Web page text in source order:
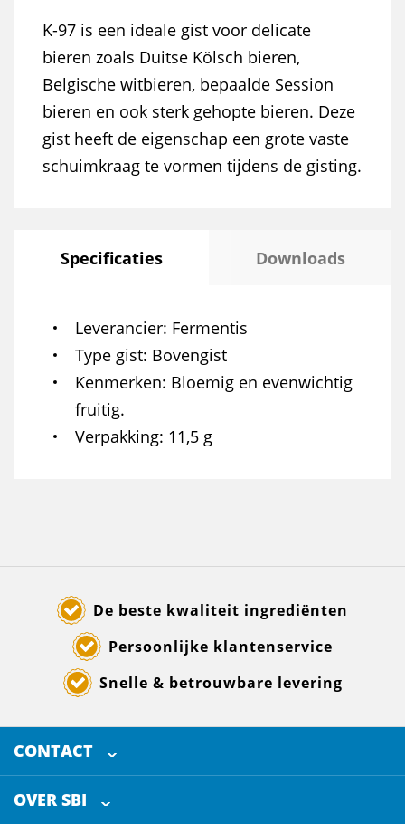
K-97 is een ideale gist voor delicate
bieren zoals Duitse Kölsch bieren,
Belgische witbieren, bepaalde Session
bieren en ook sterk gehopte bieren. Deze
gist heeft de eigenschap een grote vaste
schuimkraag te vormen tijdens de gisting.
Specificaties Downloads
Leverancier Fermentis
Type gist Bovengist
Kenmerken Bloemig en evenwichtig
fruitig.
Verpakking 11,5 g
De beste kwaliteit ingrediënten
Persoonlijke klantenservice
Snelle & betrouwbare levering
CONTACT
SELECTED BREWING INGREDIENTS
Doornhoek 3880
OVER SBI